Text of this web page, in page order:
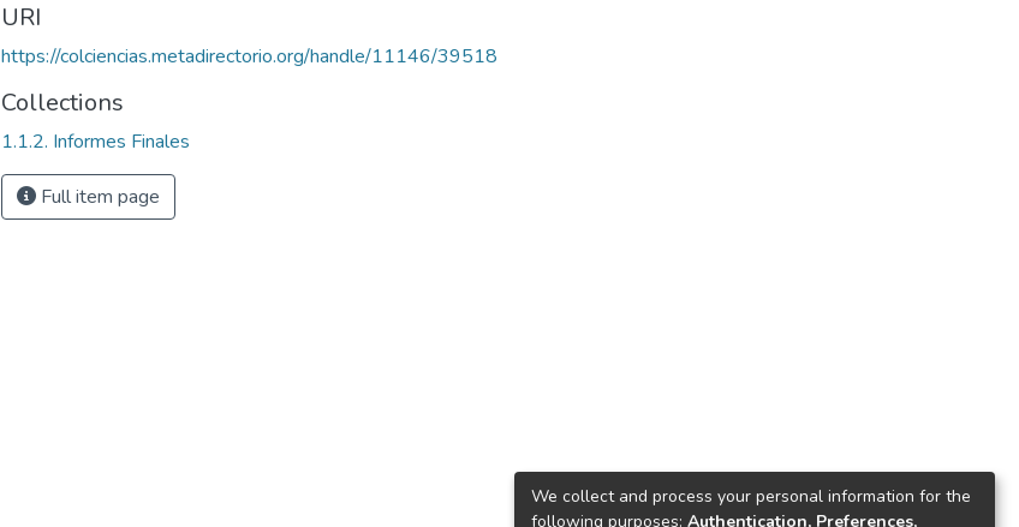
URI
https://colciencias.metadirectorio.org/handle/11146/39518
Collections
1.1.2. Informes Finales
Full item page
We collect and process your personal information for the
following purposes: Authentication, Preferences,